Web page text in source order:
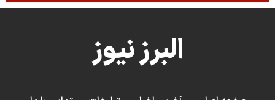
البرز نیوز